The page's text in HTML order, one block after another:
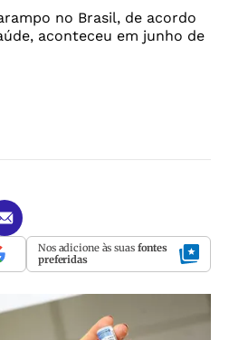
no Brasil, de acordo
aconteceu em junho de
Nos adicione às suas fontes
preferidas